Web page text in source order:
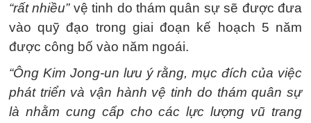
“rất nhiều”vệ tinh do thám quân sự sẽ được đưa
vào quỹ đạo trong giai đoạn kế hoạch 5 năm
được công bố vào năm ngoái.
“Ông Kim Jong-un lưu ý rằng, mục đích của việc
phát triển và vận hành vệ tinh do thám quân sự
là nhằm cung cấp cho các lực lượng vũ trang